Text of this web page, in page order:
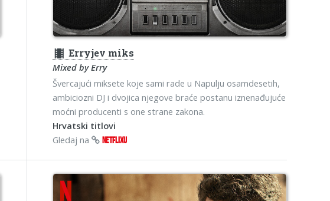
theaters Erryjev miks
Mixed by Erry
Švercajući miksete koje sami rade u Napulju osamdesetih,
ambiciozni DJ i dvojica njegove braće postanu iznenađujuće
moćni producenti s one strane zakona.
Hrvatski titlovi
Gledaj na
NETFLIXU